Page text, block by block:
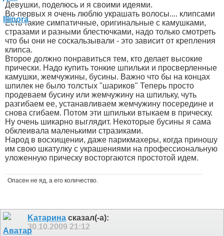
Девушки, поделюсь и я своими идеями.
Во-первых я очень люблю украшать волосы.... клипсами
Есть такие симпатичные, оригинальные с камушками,
стразами и разными блестючками, надо только смотреть
что бы они не соскальзывали - это зависит от крепления
клипса.
Второе должно понравиться тем, кто делает высокие
прически. Надо купить тонкие шпильки и просверленные
камушки, жемчужины, бусины. Важно что бы на концах
шпилек не было толстых "шариков" Теперь просто
продеваем бусину или жемчужину на шпильку, чуть
разгибаем ее, устанавливаем жемчужину посередине и
снова сгибаем. Потом эти шпильки втыкаем в прическу.
Ну очень шикарно выглядит. Некоторые бусины я сама
обклеивала маленькими стразиками.
Народ в восхищении, даже парикмахеры, когда приношу
им свою шкатулку с украшениями на профессиональную
уложенную прическу восторгаются простотой идем.
Опасен не яд, а его количество.
Kатарина сказал(-а):
30.10.2009 21:12